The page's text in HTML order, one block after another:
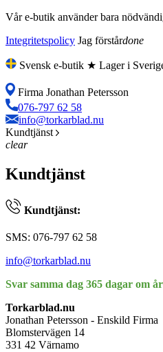
Vår e-butik använder bara
Integritetspolicy Jag förstårdone
Svensk e-butik ★ Lager i
Firma Jonathan Petersson
076-797 62 58
info@torkarblad.nu
Kundtjänst
clear
Kundtjänst
Kundtjänst:
SMS: 076-797 62 58
info@torkarblad.nu
Svar samma dag 365 dagar om
Torkarblad.nu
Jonathan Petersson - Enskild Firma
Blomstervägen 14
331 42 Värnamo